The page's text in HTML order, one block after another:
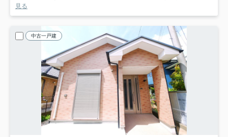
見る
中古一戸建